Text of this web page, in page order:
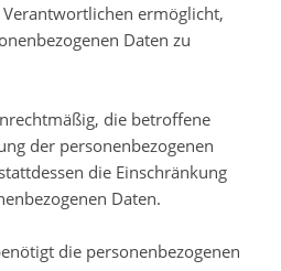
ermöglicht,
Daten zu
die betroffene
der personenbezogenen
die Einschränkung
Daten.
die personenbezogenen